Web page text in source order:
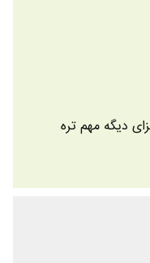
دیگه مهم تره